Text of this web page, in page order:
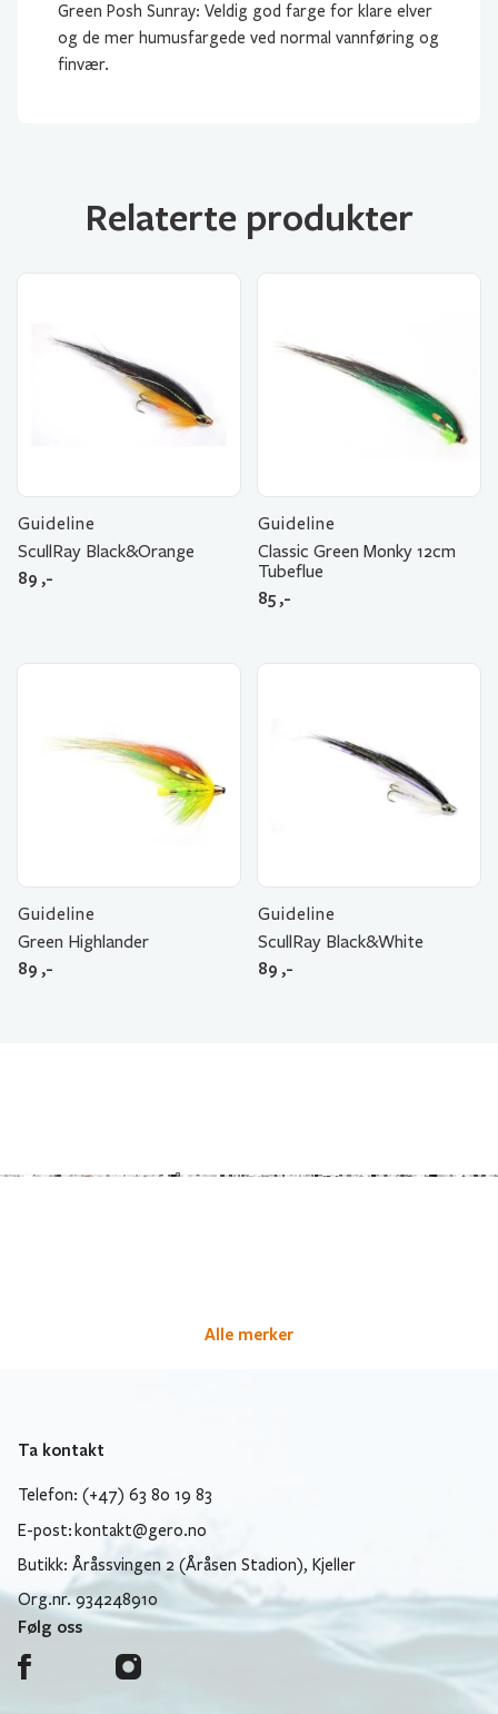
Green Posh Sunray: Veldig god farge for klare elver
og de mer humusfargede ved normal vannføring og
finvær.
Relaterte produkter
Guideline
ScullRay Black&Orange
89 ,-
Guideline
Classic Green Monky 12cm
Tubeflue
85 ,-
Guideline
Green Highlander
89 ,-
Guideline
ScullRay Black&White
89 ,-
Alle merker
Ta kontakt
Telefon: (+47) 63 80 19 83
E-post: kontakt@gero.no
Butikk: Åråssvingen 2 (Åråsen Stadion), Kjeller
Org.nr. 934248910
Følg oss